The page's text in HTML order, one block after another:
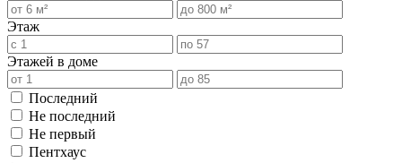
Этаж
Этажей в доме
Последний
Не последний
Не первый
Пентхаус